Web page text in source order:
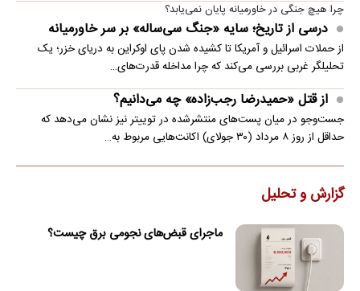
چرا هیچ جنگی در خاورمیانه پایان نمی‌یابد؟
درسی از تاریخ؛ سایه «جنگ سی‌ساله» بر سر خاورمیانه
از حملات اسرائیل و آمریکا تا کشیده شدن پای اوکراین به دریای خزر؛ یک
تحلیلگر غربی بررسی می‌کند که چرا مداخله قدرت‌های…
از قتل «حمیدرضا رجب‌زاده» چه می‌دانیم؟
جست‌وجو در میان پست‌های منتشرشده در توییتر نیز نشان می‌دهد که
حداقل از روز ۸ مرداد (۳۰ جولای) اکانت‌هایی مربوط به…
گزارش و تحلیل
ماجرای قبض‌های نجومی برق چیست؟